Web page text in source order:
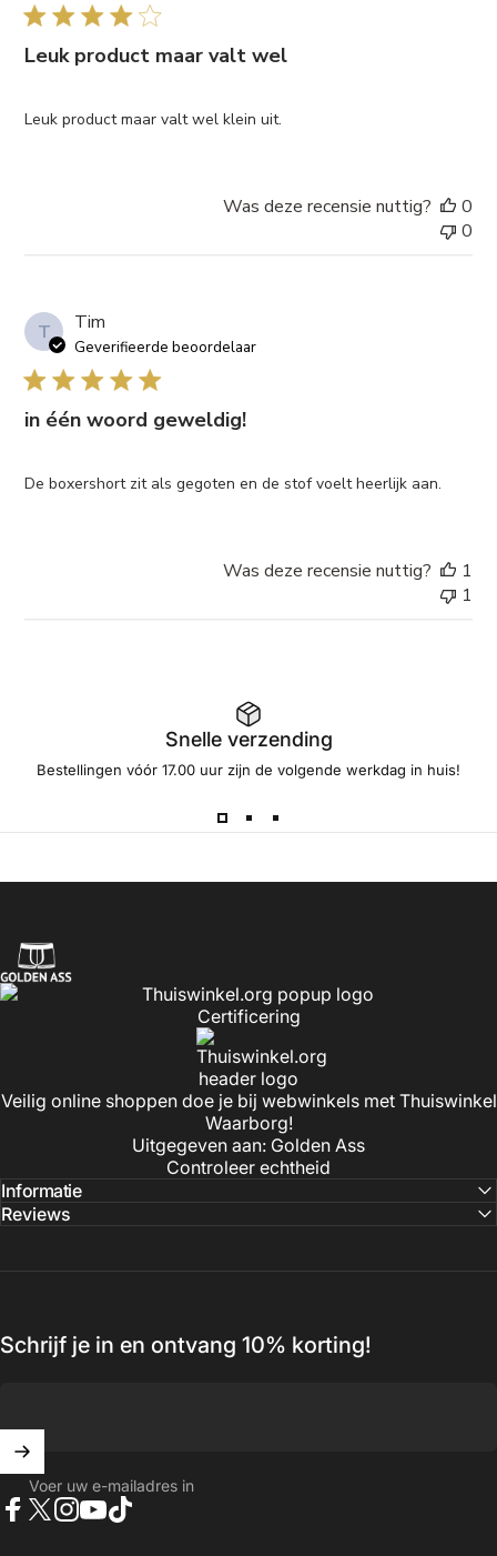
Leuk product maar valt wel
Leuk product maar valt wel klein uit.
Was deze recensie nuttig?
0
0
T Tim
Geverifieerde beoordelaar
in één woord geweldig!
De boxershort zit als gegoten en de stof voelt heerlijk aan.
Was deze recensie nuttig?
1
1
Snelle verzending
Bestellingen vóór 17.00 uur zijn de volgende werkdag in huis!
Golden Ass
Certificering
Veilig online shoppen doe je bij webwinkels met Thuiswinkel
Waarborg!
Uitgegeven aan: Golden Ass
Controleer echtheid
Informatie
Reviews
Schrijf je in en ontvang 10% korting!
Voer uw e-mailadres in